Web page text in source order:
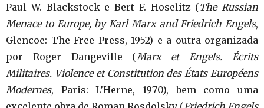
Paul W. Blackstock e Bert F. Hoselitz (The Russian
Menace to Europe, by Karl Marx and Friedrich Engels,
Glencoe: The Free Press, 1952) e a outra organizada
por Roger Dangeville (Marx et Engels. Écrits
Militaires. Violence et Constitution des États Européens
Modernes, Paris: L’Herne, 1970), bem como uma